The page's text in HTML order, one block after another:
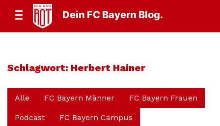
Dein FC Bayern Blog.
Schlagwort: Herbert Hainer
Alle FC Bayern Männer FC Bayern Frauen
Podcast FC Bayern Campus